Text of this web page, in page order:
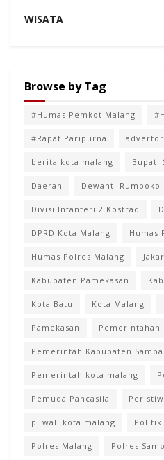
WISATA
Browse by Tag
#Humas Pemkot Malang
#Rapat Paripurna
berita kota malang Bupati
Daerah Dewanti Rumpoko
Divisi Infanteri 2 Kostrad
DPRD Kota Malang Humas
Humas Polres Malang
Kabupaten Pamekasan
Kota Batu Kota Malang
Pamekasan Pemerintahan
Pemerintah Kabupaten
Pemerintah kota malang
Pemuda Pancasila
pj wali kota malang Politik
Polres Malang Polres